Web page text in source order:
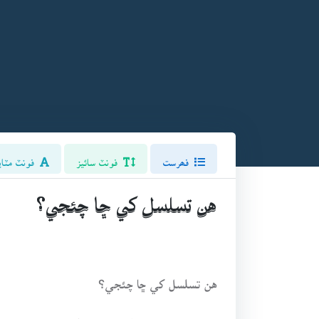
هن تسلسل کي ڇا چئجي؟
هن تسلسل کي ڇا چئجي؟